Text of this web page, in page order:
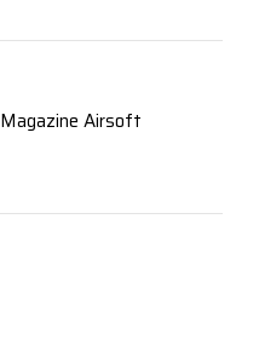
Magazine Airsoft